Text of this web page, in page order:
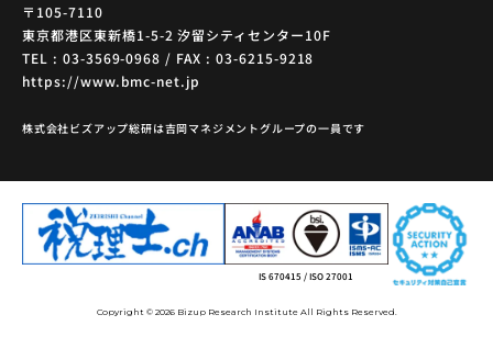
〒105-7110
東京都港区東新橋1-5-2 汐留シティセンター10F
TEL : 03-3569-0968 / FAX : 03-6215-9218
https://www.bmc-net.jp
株式会社ビズアップ総研は吉岡マネジメントグループの一員です
Copyright © 2026 Bizup Research Institute All Rights Reserved.
IS 670415 / ISO 27001